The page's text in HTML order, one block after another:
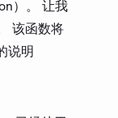
）。 让我
该函数将
说明